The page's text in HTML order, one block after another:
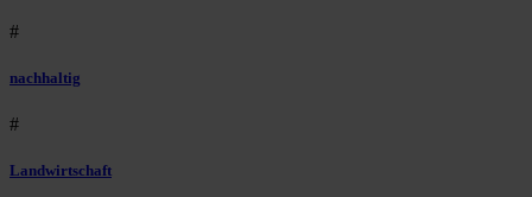
#
nachhaltig
#
Landwirtschaft